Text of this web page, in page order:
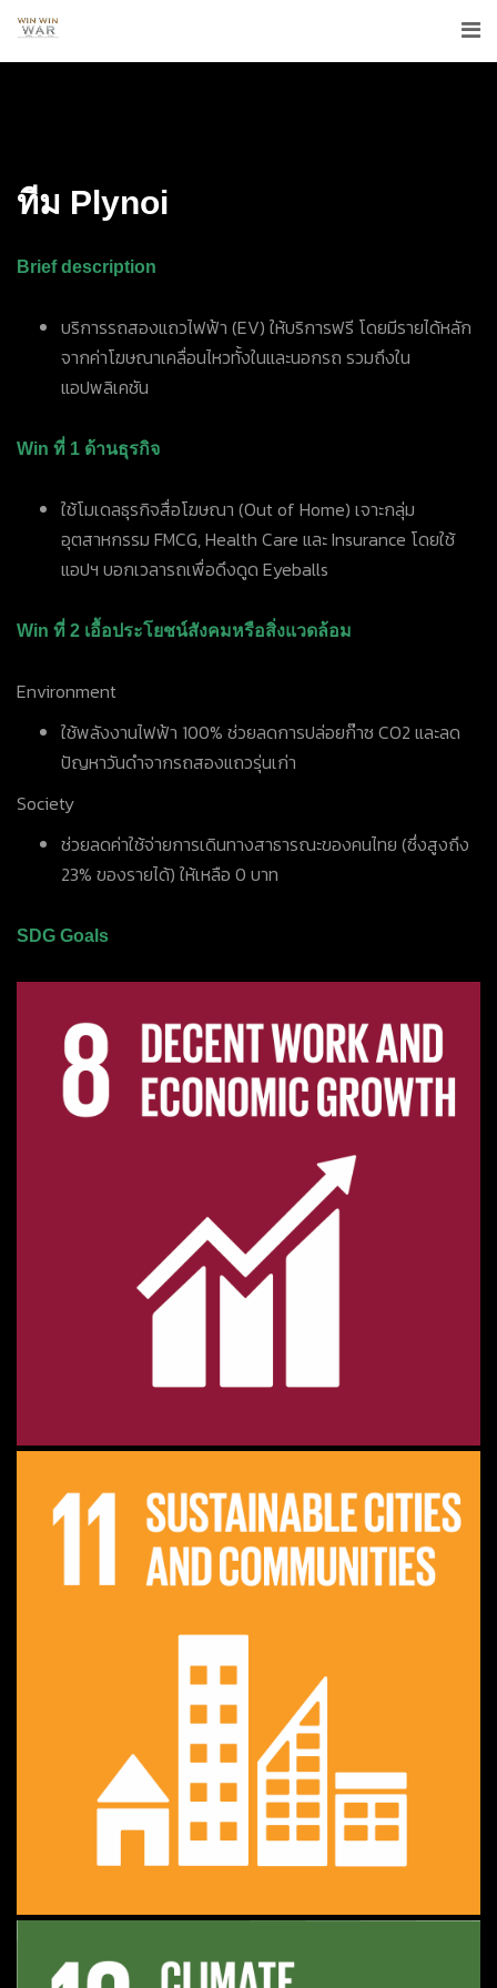
ทีม Plynoi
Brief description
บริการรถสองแถวไฟฟ้า (EV) ให้บริการฟรี โดยมีรายได้หลัก
จากค่าโฆษณาเคลื่อนไหวทั้งในและนอกรถ รวมถึงใน
แอปพลิเคชัน
Win ที่ 1 ด้านธุรกิจ
ใช้โมเดลธุรกิจสื่อโฆษณา (Out of Home) เจาะกลุ่ม
อุตสาหกรรม FMCG, Health Care และ Insurance โดยใช้
แอปฯ บอกเวลารถเพื่อดึงดูด Eyeballs
Win ที่ 2 เอื้อประโยชน์สังคมหรือสิ่งแวดล้อม
Environment
ใช้พลังงานไฟฟ้า 100% ช่วยลดการปล่อยก๊าซ CO2 และลด
ปัญหาวันดำจากรถสองแถวรุ่นเก่า
Society
ช่วยลดค่าใช้จ่ายการเดินทางสาธารณะของคนไทย (ซึ่งสูงถึง
23% ของรายได้) ให้เหลือ 0 บาท
SDG Goals